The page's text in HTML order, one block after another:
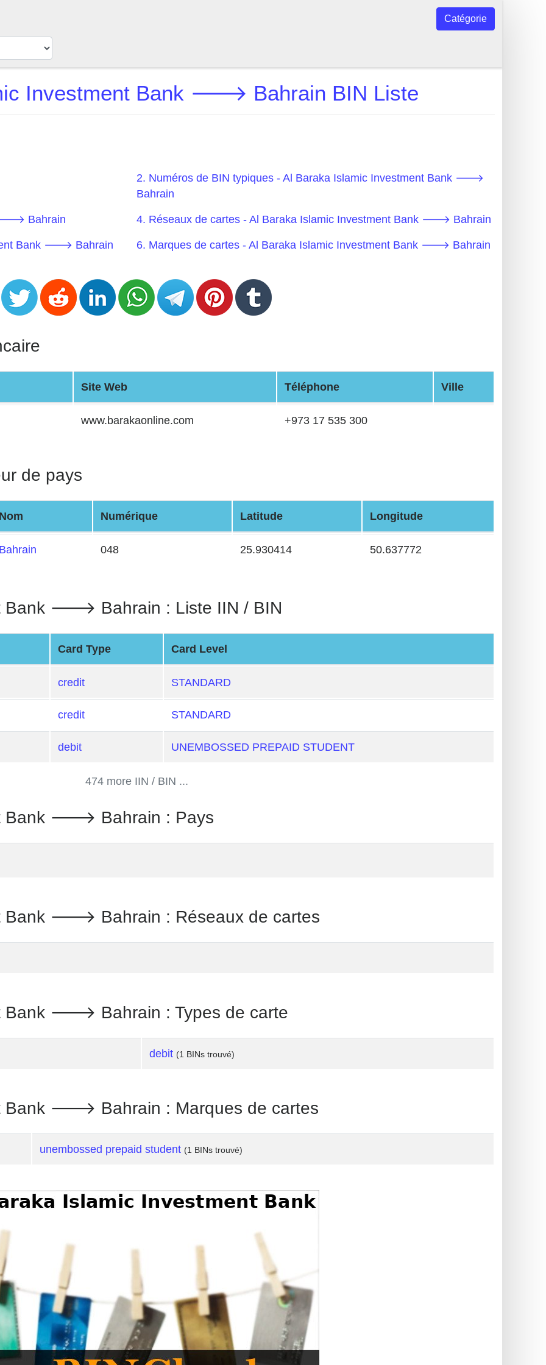
Catégorie
Investment Bank 🡒 Bahrain BIN Liste
2. Numéros de BIN typiques - Al Baraka Islamic Investment Bank 🡒
Bahrain
🡒 Bahrain 4. Réseaux de cartes - Al Baraka Islamic Investment Bank 🡒 Bahrain
Bank 🡒 Bahrain 6. Marques de cartes - Al Baraka Islamic Investment Bank 🡒 Bahrain
Site Web Téléphone Ville
www.barakaonline.com +973 17 535 300
de pays
Nom Numérique Latitude Longitude
Bahrain 048 25.930414 50.637772
Bank 🡒 Bahrain : Liste IIN / BIN
Card Type Card Level
credit STANDARD
credit STANDARD
debit UNEMBOSSED PREPAID STUDENT
474 more IIN / BIN ...
Bank 🡒 Bahrain : Pays
Bank 🡒 Bahrain : Réseaux de cartes
Bank 🡒 Bahrain : Types de carte
debit (1 BINs trouvé)
Bank 🡒 Bahrain : Marques de cartes
unembossed prepaid student (1 BINs trouvé)